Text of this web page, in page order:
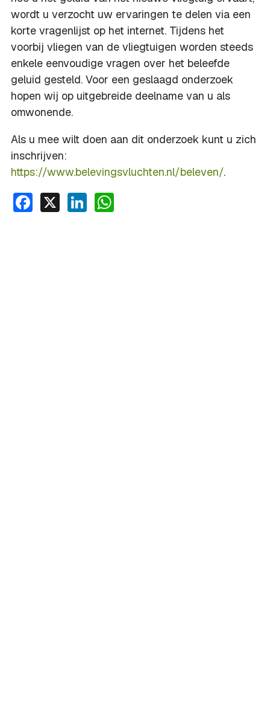
wordt u verzocht uw ervaringen te delen via een
korte vragenlijst op het internet. Tijdens het
voorbij vliegen van de vliegtuigen worden steeds
enkele eenvoudige vragen over het beleefde
geluid gesteld. Voor een geslaagd onderzoek
hopen wij op uitgebreide deelname van u als
omwonende.
Als u mee wilt doen aan dit onderzoek kunt u zich
inschrijven:
https://www.belevingsvluchten.nl/beleven/.
Facebook
X LinkedIn